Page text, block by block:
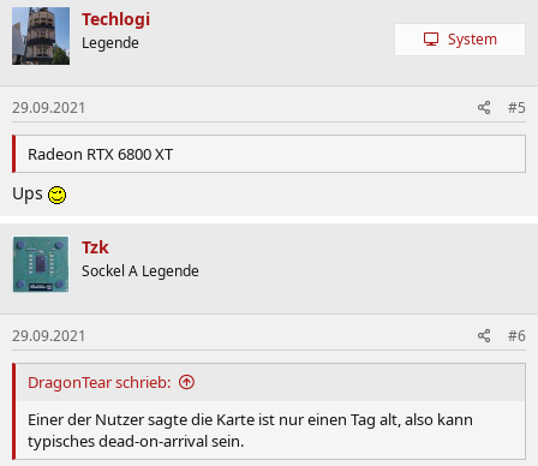
k
i
o
n
e
n
:
Techlogi
Legende System
29.09.2021 #5
Radeon RTX 6800 XT
Ups
Tzk
Sockel A Legende
29.09.2021 #6
DragonTear schrieb:
Einer der Nutzer sagte die Karte ist nur einen Tag alt, also kann
typisches dead-on-arrival sein.